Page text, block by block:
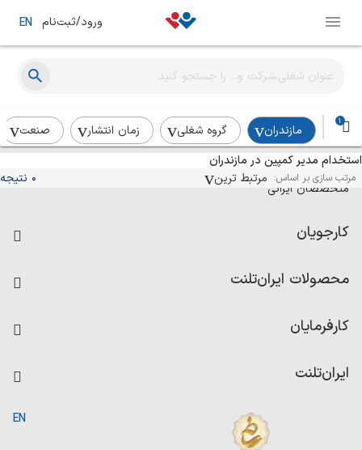
ورود/ثبت‌نام EN
1
مازندران گروه شغلی زمان انتشار
صنعت
استخدام مدیر کمپین در مازندران
مرتب سازی بر اساس: مرتبط ترین 0 نتیجه
آگهی‌های استخدام و همکاری برای
متخصصان ایرانی
کارجویان
رزومه ساز
امتیاز شرکت‌ها
محصولات ایران‌تلنت
کاردیکس
کارفرمایان
ایران‌تلنت
EN